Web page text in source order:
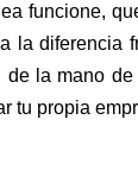
funcione,
la diferencia
de la mano
tu propia